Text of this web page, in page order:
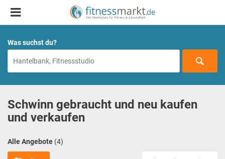
Was suchst du?
Schwinn gebraucht und neu kaufen
und verkaufen
Alle Angebote (4)